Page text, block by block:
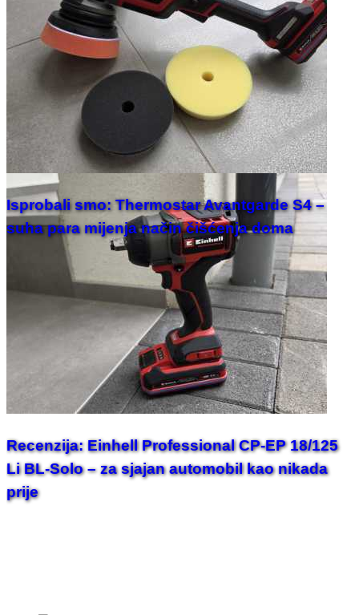
Isprobali smo: Thermostar Avantgarde S4 –
suha para mijenja način čišćenja doma
Recenzija: Einhell Professional CP-EP 18/125
Li BL-Solo – za sjajan automobil kao nikada
prije